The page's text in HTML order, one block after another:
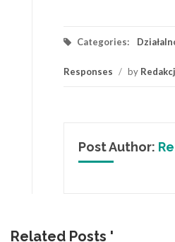
Categories:
Responses / by
Post Author:
Related Posts '